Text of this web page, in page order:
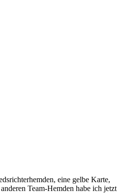
eine gelbe Karte,
Team-Hemden habe ich jetzt